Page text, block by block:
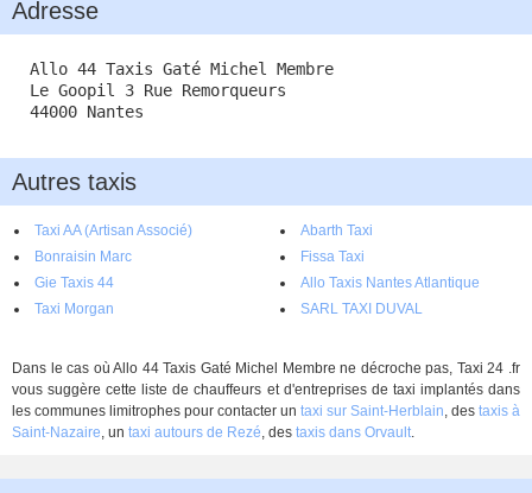
Adresse
Allo 44 Taxis Gaté Michel Membre
Le Goopil 3 Rue Remorqueurs
44000 Nantes
Autres taxis
Taxi AA (Artisan Associé)
Abarth Taxi
Bonraisin Marc
Fissa Taxi
Gie Taxis 44
Allo Taxis Nantes Atlantique
Taxi Morgan
SARL TAXI DUVAL
Dans le cas où Allo 44 Taxis Gaté Michel Membre ne décroche pas, Taxi 24 .fr
vous suggère cette liste de chauffeurs et d'entreprises de taxi implantés dans
les communes limitrophes pour contacter un taxi sur Saint-Herblain, des taxis à
Saint-Nazaire, un taxi autours de Rezé, des taxis dans Orvault.